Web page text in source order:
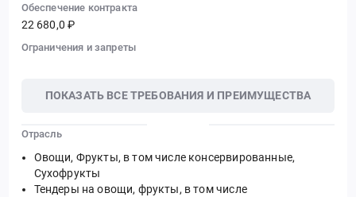
Обеспечение контракта
22 680,0 ₽
Ограничения и запреты
ПОКАЗАТЬ ВСЕ ТРЕБОВАНИЯ И ПРЕИМУЩЕСТВА
Отрасль
Овощи, Фрукты, в том числе консервированные,
Сухофрукты
Тендеры на овощи, фрукты, в том числе